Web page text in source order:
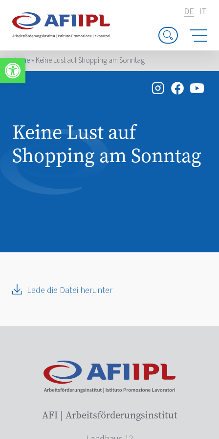
Werkzeugleiste öffnen
DE IT
Home» Keine Lust auf Shopping am Sonntag
Keine Lust auf
Shopping am Sonntag
Lade die Datei herunter
AFI | Arbeitsförderungsinstitut